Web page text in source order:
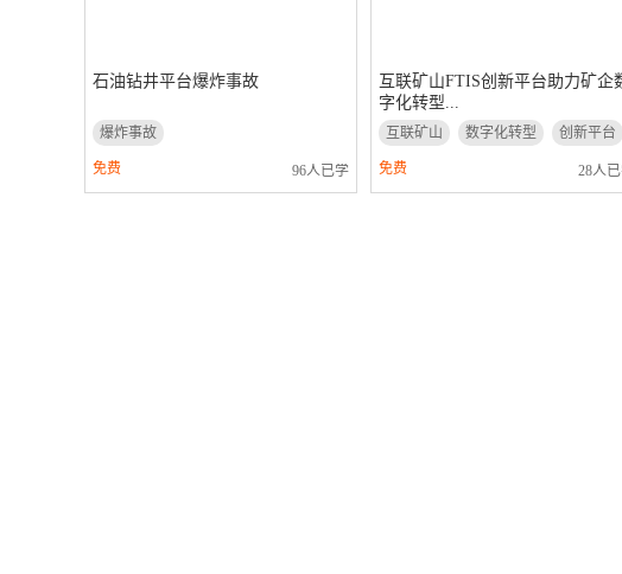
石油钻井平台爆炸事故
爆炸事故
免费 96人已学
互联矿山FTIS创新平台助力矿企
字化转型...
互联矿山 数字化转型 创新平台
免费 28人